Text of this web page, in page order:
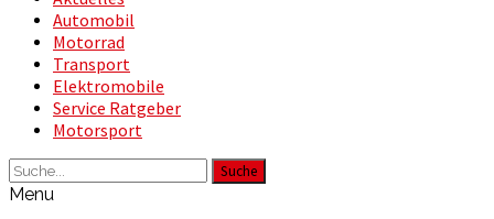
Automobil
Motorrad
Transport
Elektromobile
Service Ratgeber
Motorsport
Suche
Menu